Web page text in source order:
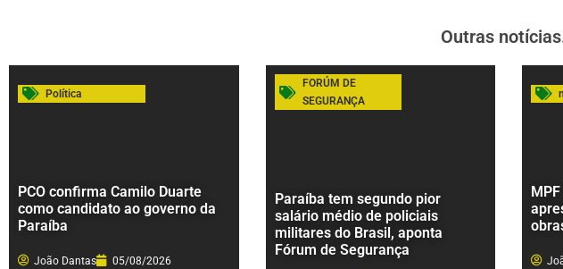
Outras
Política
PCO confirma Camilo Duarte
como candidato ao governo da
Paraíba
João Dantas 05/08/2026
FORÚM DE
SEGURANÇA
Paraíba tem segundo pior
salário médio de policiais
militares do Brasil, aponta
Fórum de Segurança